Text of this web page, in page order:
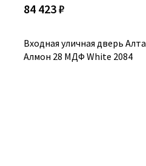
84 423 ₽
Входная уличная дверь Алта
Алмон 28 МДФ White 2084